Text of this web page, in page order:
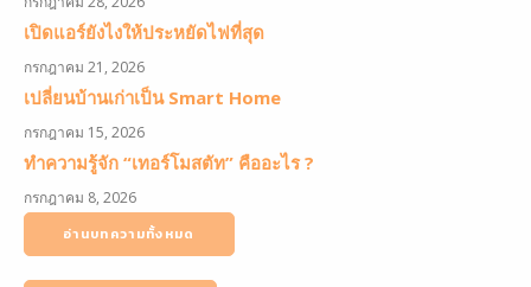
เปิดแอร์ยังไงให้ประหยัดไฟที่สุด
กรกฎาคม 21, 2026
เปลี่ยนบ้านเก่าเป็น Smart Home
กรกฎาคม 15, 2026
ทำความรู้จัก “เทอร์โมสตัท” คืออะไร ?
กรกฎาคม 8, 2026
อ่านบทความทั้งหมด